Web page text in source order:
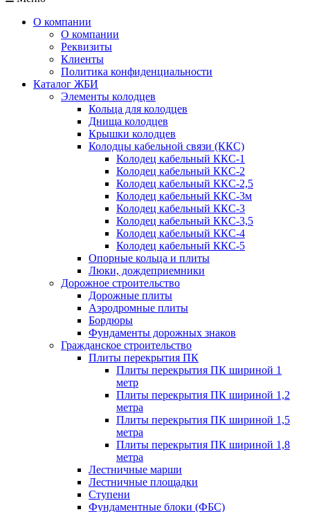
О компании
О компании
Реквизиты
Клиенты
Политика конфиденциальности
Каталог ЖБИ
Элементы колодцев
Кольца для колодцев
Днища колодцев
Крышки колодцев
Колодцы кабельной связи (ККС)
Колодец кабельный ККС-1
Колодец кабельный ККС-2
Колодец кабельный ККС-2,5
Колодец кабельный ККС-3м
Колодец кабельный ККС-3
Колодец кабельный ККС-3,5
Колодец кабельный ККС-4
Колодец кабельный ККС-5
Опорные кольца и плиты
Люки, дождеприемники
Дорожное строительство
Дорожные плиты
Аэродромные плиты
Бордюры
Фундаменты дорожных знаков
Гражданское строительство
Плиты перекрытия ПК
Плиты перекрытия ПК шириной 1
метр
Плиты перекрытия ПК шириной 1,2
метра
Плиты перекрытия ПК шириной 1,5
метра
Плиты перекрытия ПК шириной 1,8
метра
Лестничные марши
Лестничные площадки
Ступени
Фундаментные блоки (ФБС)